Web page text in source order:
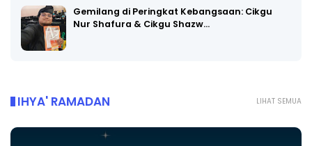
Gemilang di Peringkat Kebangsaan: Cikgu
Nur Shafura & Cikgu Shazw…
LIHAT SEMUA
IHYA' RAMADAN